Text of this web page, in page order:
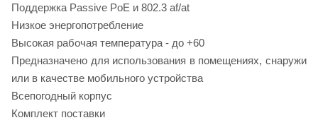
Поддержка Passive PoE и 802.3 af/at
Низкое энергопотребление
Высокая рабочая температура - до +60
Предназначено для использования в помещениях, снаружи
или в качестве мобильного устройства
Всепогодный корпус
Комплект поставки